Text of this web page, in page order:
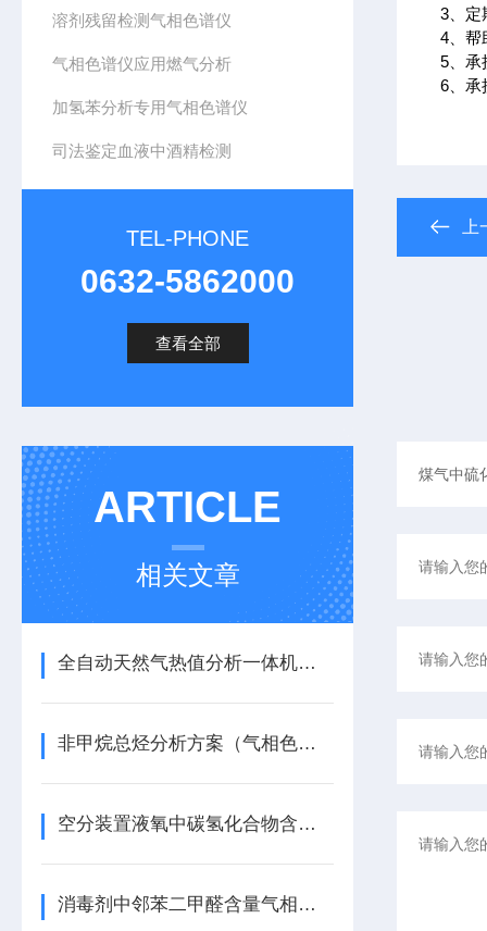
溶剂残留检测气相色谱仪
气相色谱仪应用燃气分析
加氢苯分析专用气相色谱仪
司法鉴定血液中酒精检测
TEL-PHONE
0632-5862000
查看全部
ARTICLE
相关文章
全自动天然气热值分析一体机特点
非甲烷总烃分析方案（气相色谱法）
空分装置液氧中碳氢化合物含量分析气相色谱方法
消毒剂中邻苯二甲醛含量气相色谱测定法
3、定
4、帮
5、承
6、承